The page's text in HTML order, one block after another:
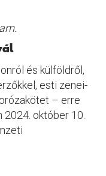
és külföldről,
esti zenei-
– erre
október 10.